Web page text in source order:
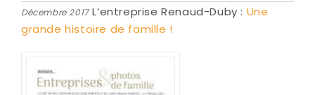
Décembre 2017 L’entreprise Renaud-Duby : Une
grande histoire de famille !